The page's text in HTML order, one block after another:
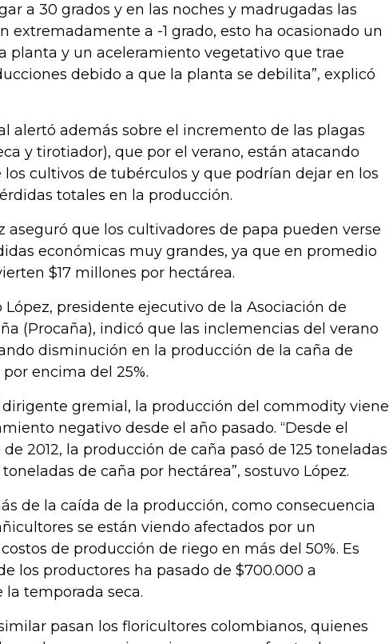
a 30 grados y en las noches y madrugadas las
extremadamente a -1 grado, esto ha ocasionado un
planta y un aceleramiento vegetativo que trae
debido a que la planta se debilita”, explicó
alertó además sobre el incremento de las plagas
y tirotiador), que por el verano, están atacando
cultivos de tubérculos y que podrían dejar en los
totales en la producción.
aseguró que los cultivadores de papa pueden verse
económicas muy grandes, ya que en promedio
$17 millones por hectárea.
López, presidente ejecutivo de la Asociación de
(Procaña), indicó que las inclemencias del verano
disminución en la producción de la caña de
encima del 25%.
gremial, la producción del commodity viene
negativo desde el año pasado. “Desde el
2012, la producción de caña pasó de 125 toneladas
de caña por hectárea”, sostuvo López.
de la caída de la producción, como consecuencia
se están viendo afectados por un
de producción de riego en más del 50%. Es
los productores ha pasado de $700.000 a
la temporada seca.
pasan los floricultores colombianos, quienes